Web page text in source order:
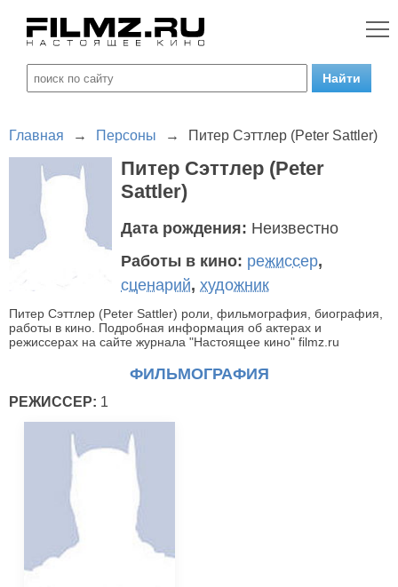
Главная → Персоны → Питер Сэттлер (Peter Sattler)
Питер Сэттлер (Peter
Sattler)
Дата рождения: Неизвестно
Работы в кино: режиссер,
сценарий, художник
Питер Сэттлер (Peter Sattler) роли, фильмография, биография,
работы в кино. Подробная информация об актерах и
режиссерах на сайте журнала "Настоящее кино" filmz.ru
ФИЛЬМОГРАФИЯ
РЕЖИССЕР: 1